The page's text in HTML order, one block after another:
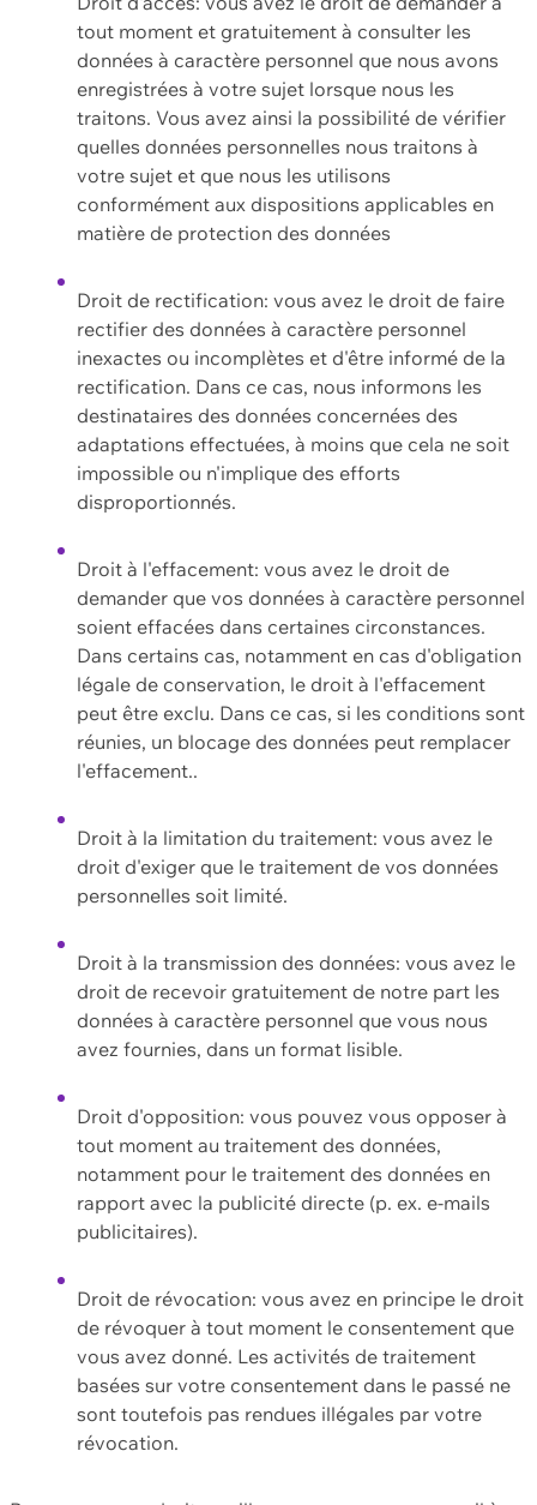
tout moment et gratuitement à consulter les
données à caractère personnel que nous avons
enregistrées à votre sujet lorsque nous les
traitons. Vous avez ainsi la possibilité de vérifier
quelles données personnelles nous traitons à
votre sujet et que nous les utilisons
conformément aux dispositions applicables en
matière de protection des données
Droit de rectification: vous avez le droit de faire
rectifier des données à caractère personnel
inexactes ou incomplètes et d'être informé de la
rectification. Dans ce cas, nous informons les
destinataires des données concernées des
adaptations effectuées, à moins que cela ne soit
impossible ou n'implique des efforts
disproportionnés.
Droit à l'effacement: vous avez le droit de
demander que vos données à caractère personnel
soient effacées dans certaines circonstances.
Dans certains cas, notamment en cas d'obligation
légale de conservation, le droit à l'effacement
peut être exclu. Dans ce cas, si les conditions sont
réunies, un blocage des données peut remplacer
l'effacement..
Droit à la limitation du traitement: vous avez le
droit d'exiger que le traitement de vos données
personnelles soit limité.
Droit à la transmission des données: vous avez le
droit de recevoir gratuitement de notre part les
données à caractère personnel que vous nous
avez fournies, dans un format lisible.
Droit d'opposition: vous pouvez vous opposer à
tout moment au traitement des données,
notamment pour le traitement des données en
rapport avec la publicité directe (p. ex. e-mails
publicitaires).
Droit de révocation: vous avez en principe le droit
de révoquer à tout moment le consentement que
vous avez donné. Les activités de traitement
basées sur votre consentement dans le passé ne
sont toutefois pas rendues illégales par votre
révocation.